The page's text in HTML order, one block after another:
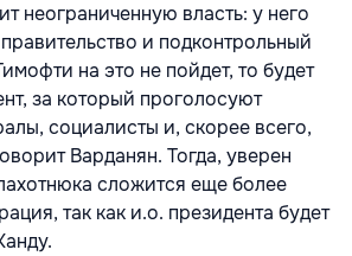
неограниченную власть: у него
и подконтрольный
на это не пойдет, то будет
за который проголосуют
социалисты и, скорее всего,
Варданян. Тогда, уверен
сложится еще более
так как и.о. президента будет